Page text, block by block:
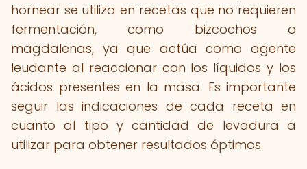
hornear se utiliza en recetas que no requieren
fermentación, como bizcochos o
magdalenas, ya que actúa como agente
leudante al reaccionar con los líquidos y los
ácidos presentes en la masa. Es importante
seguir las indicaciones de cada receta en
cuanto al tipo y cantidad de levadura a
utilizar para obtener resultados óptimos.